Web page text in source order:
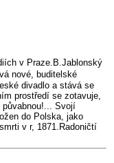
v Praze.B.Jablonský
nové, buditelské
divadlo a stává se
prostředí se zotavuje,
Svojí
do Polska, jako
v r, 1871.Radoničtí